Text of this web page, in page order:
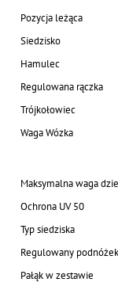
Pozycja leżąca
Siedzisko
Hamulec
Regulowana rączka
Trójkołowiec
Waga Wózka
Maksymalna waga
Ochrona UV 50
Typ siedziska
Regulowany podnóżek
Pałąk w zestawie